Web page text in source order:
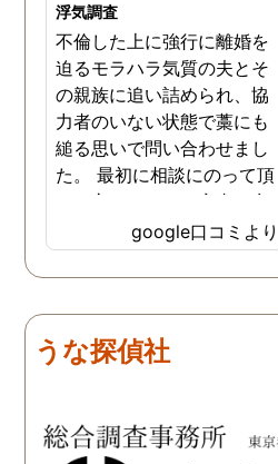
浮気調査
不倫した上に強行に離婚を
迫るモラハラ気質の夫とそ
の親族に追い詰められ、協
力者のいない状態で藁にも
縋る思いで問い合わせまし
た。 最初に相談にのって頂
いた方も、とても率直に意
見を言っていただき、また
費用面も正直に答えていた
だき、私の望む結果を得る
言えないですが、それでも
少しでも低く抑えるアドバ
た。 調査も私の望む結果を
google口コミより
うな探偵社